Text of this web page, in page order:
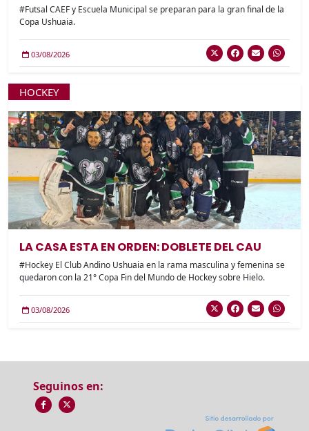
#Futsal CAEF y Escuela Municipal se preparan para la gran final de la
Copa Ushuaia.
03/08/2026
HOCKEY
LA CASA ESTA EN ORDEN: DOBLETE DEL CAU
#Hockey El Club Andino Ushuaia en la rama masculina y femenina se
quedaron con la 21° Copa Fin del Mundo de Hockey sobre Hielo.
03/08/2026
Seguinos en: